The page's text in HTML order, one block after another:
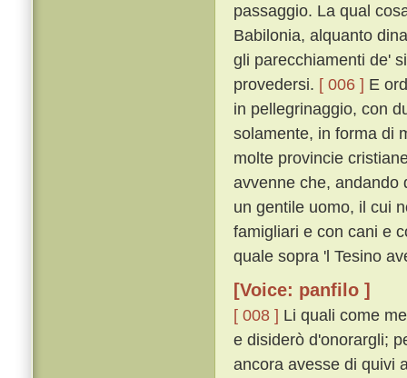
passaggio. La qual
Babilonia, alquanto
gli parecchiamenti de'
provedersi. [ 006 ] E
in pellegrinaggio, con
solamente, in forma di
molte provincie
avvenne che, andando
un gentile uomo, il cui
famigliari e con cani e
quale sopra 'l Tesino
[Voice: panfilo ]
[ 008 ] Li quali come
e disiderò d'onorargli;
ancora avesse di quivi